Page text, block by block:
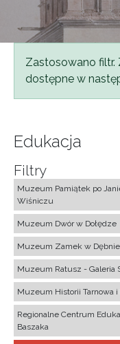
Komunikat
Zastosowano filtr.
dostępne w
Edukacja
Filtry
Muzeum Pamiątek po
Wiśniczu
Muzeum Dwór w Dołędze
Muzeum Zamek w Dębnie
Muzeum Ratusz - Galeria
Muzeum Historii Tarnowa i
Regionalne Centrum
Baszaka